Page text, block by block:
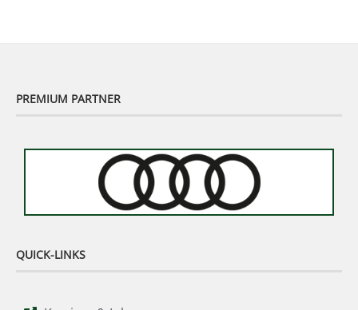
PREMIUM PARTNER
QUICK-LINKS